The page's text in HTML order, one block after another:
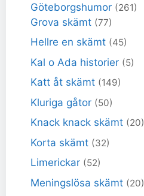
Göteborgshumor (261)
Grova skämt (77)
Hellre en skämt (45)
Kal o Ada historier (5)
Katt åt skämt (149)
Kluriga gåtor (50)
Knack knack skämt (20)
Korta skämt (32)
Limerickar (52)
Meningslösa skämt (20)